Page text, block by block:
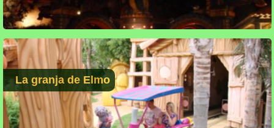
La granja de Elmo